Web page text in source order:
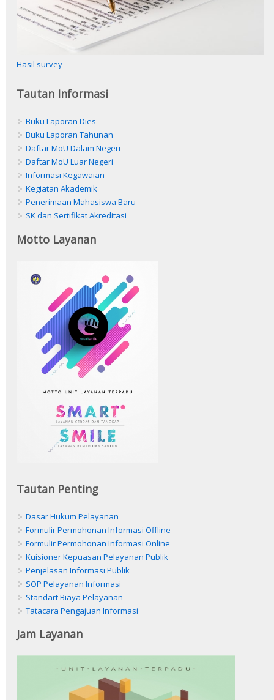
Hasil survey
Tautan Informasi
Buku Laporan Dies
Buku Laporan Tahunan
Daftar MoU Dalam Negeri
Daftar MoU Luar Negeri
Informasi Kegawaian
Kegiatan Akademik
Penerimaan Mahasiswa Baru
SK dan Sertifikat Akreditasi
Motto Layanan
Tautan Penting
Dasar Hukum Pelayanan
Formulir Permohonan Informasi Offline
Formulir Permohonan Informasi Online
Kuisioner Kepuasan Pelayanan Publik
Penjelasan Informasi Publik
SOP Pelayanan Informasi
Standart Biaya Pelayanan
Tatacara Pengajuan Informasi
Jam Layanan